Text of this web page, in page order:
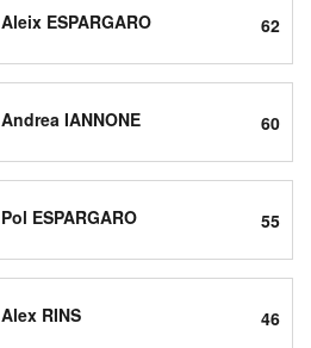
Aleix ESPARGARO 62
Andrea IANNONE 60
Pol ESPARGARO 55
Alex RINS 46